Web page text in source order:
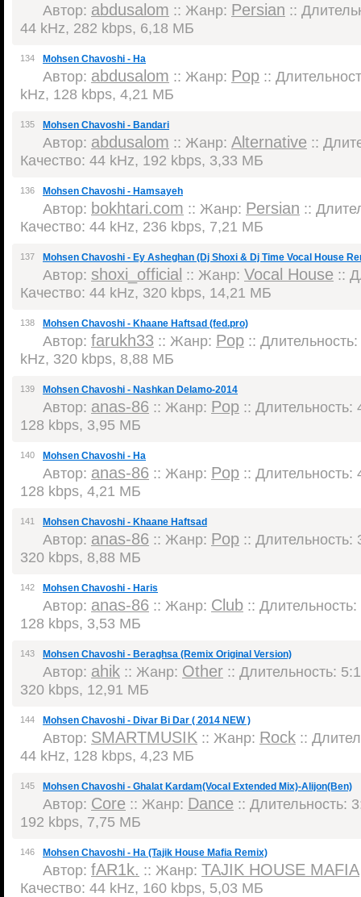
Автор: abdusalom :: Жанр: Persian ::
44 kHz, 282 kbps, 6,18 МБ
134 Mohsen Chavoshi - Ha
Автор: abdusalom :: Жанр: Pop ::
kHz, 128 kbps, 4,21 МБ
135 Mohsen Chavoshi - Bandari
Автор: abdusalom :: Жанр: Alternative ::
Качество: 44 kHz, 192 kbps, 3,33 МБ
136 Mohsen Chavoshi - Hamsayeh
Автор: bokhtari.com :: Жанр: Persian ::
Качество: 44 kHz, 236 kbps, 7,21 МБ
137 Mohsen Chavoshi - Ey Asheghan (Dj Shoxi & Dj Time Vocal House
Автор: shoxi_official :: Жанр: Vocal House ::
Качество: 44 kHz, 320 kbps, 14,21 МБ
138 Mohsen Chavoshi - Khaane Haftsad (fed.pro)
Автор: farukh33 :: Жанр: Pop ::
kHz, 320 kbps, 8,88 МБ
139 Mohsen Chavoshi - Nashkan Delamo-2014
Автор: anas-86 :: Жанр: Pop :: Длительность:
128 kbps, 3,95 МБ
140 Mohsen Chavoshi - Ha
Автор: anas-86 :: Жанр: Pop :: Длительность:
128 kbps, 4,21 МБ
141 Mohsen Chavoshi - Khaane Haftsad
Автор: anas-86 :: Жанр: Pop :: Длительность:
320 kbps, 8,88 МБ
142 Mohsen Chavoshi - Haris
Автор: anas-86 :: Жанр: Club ::
128 kbps, 3,53 МБ
143 Mohsen Chavoshi - Beraghsa (Remix Original Version)
Автор: ahik :: Жанр: Other :: Длительность:
320 kbps, 12,91 МБ
144 Mohsen Chavoshi - Divar Bi Dar ( 2014 NEW )
Автор: SMARTMUSIK :: Жанр: Rock ::
44 kHz, 128 kbps, 4,23 МБ
145 Mohsen Chavoshi - Ghalat Kardam(Vocal Extended Mix)-Alijon(Ben)
Автор: Core :: Жанр: Dance :: Длительность:
192 kbps, 7,75 МБ
146 Mohsen Chavoshi - Ha (Tajik House Mafia Remix)
Автор: fAR1k. :: Жанр: TAJIK HOUSE MAFIA
Качество: 44 kHz, 160 kbps, 5,03 МБ